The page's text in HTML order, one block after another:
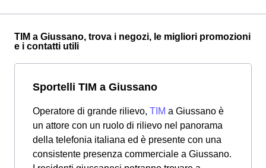
TIM a Giussano, trova i negozi, le migliori promozioni
e i contatti utili
Sportelli TIM a Giussano
Operatore di grande rilievo, TIM a Giussano è
un attore con un ruolo di rilievo nel panorama
della telefonia italiana ed è presente con una
consistente presenza commerciale a Giussano.